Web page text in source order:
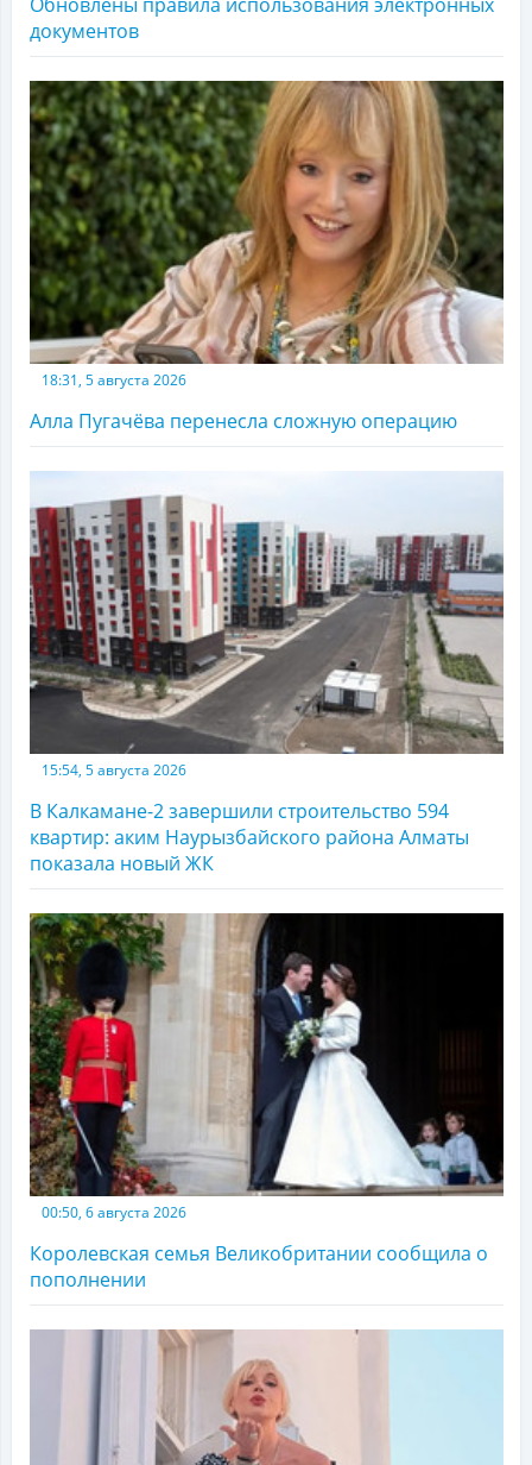
документов
18:31, 5 августа 2026
Алла Пугачёва перенесла сложную операцию
15:54, 5 августа 2026
В Калкамане-2 завершили строительство 594
квартир: аким Наурызбайского района Алматы
показала новый ЖК
00:50, 6 августа 2026
Королевская семья Великобритании сообщила о
пополнении